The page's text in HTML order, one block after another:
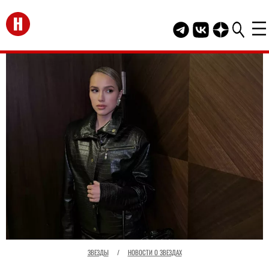
Перейти на главную
Telegram канал
Группа HELLO
Канал
ЗВЕЗДЫ / НОВОСТИ О ЗВЕЗДАХ